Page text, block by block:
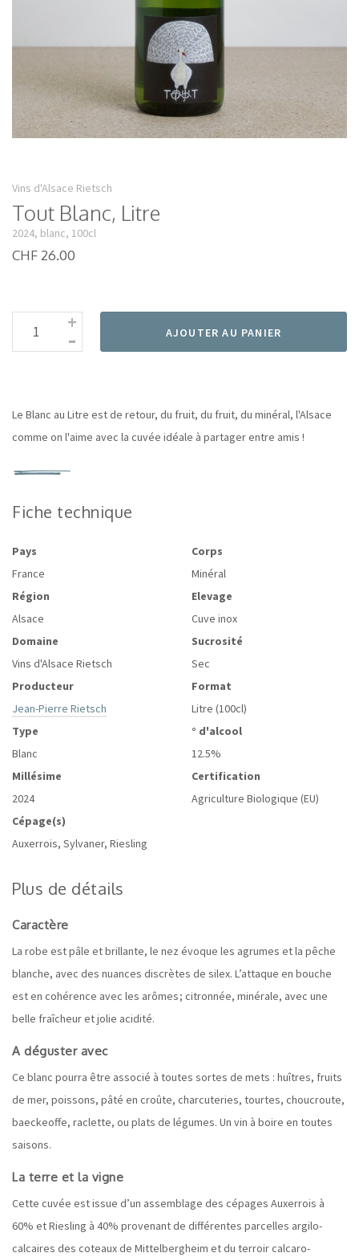
Vins d'Alsace Rietsch
Tout Blanc, Litre
2024, blanc, 100cl
CHF 26.00
-
+ AJOUTER AU PANIER
Le Blanc au Litre est de retour, du fruit, du fruit, du minéral, l'Alsace
comme on l'aime avec la cuvée idéale à partager entre amis !
Fiche technique
Pays
France
Région
Alsace
Domaine
Vins d'Alsace Rietsch
Producteur
Jean-Pierre Rietsch
Type
Blanc
Millésime
2024
Cépage(s)
Auxerrois, Sylvaner, Riesling
Corps
Minéral
Elevage
Cuve inox
Sucrosité
Sec
Format
Litre (100cl)
° d'alcool
12.5%
Certification
Agriculture Biologique (EU)
Plus de détails
Caractère
La robe est pâle et brillante, le nez évoque les agrumes et la pêche
blanche, avec des nuances discrètes de silex. L’attaque en bouche
est en cohérence avec les arômes ; citronnée, minérale, avec une
belle fraîcheur et jolie acidité.
A déguster avec
Ce blanc pourra être associé à toutes sortes de mets : huîtres, fruits
de mer, poissons, pâté en croûte, charcuteries, tourtes, choucroute,
baeckeoffe, raclette, ou plats de légumes. Un vin à boire en toutes
saisons.
La terre et la vigne
Cette cuvée est issue d’un assemblage des cépages Auxerrois à
60% et Riesling à 40% provenant de différentes parcelles argilo-
calcaires des coteaux de Mittelbergheim et du terroir calcaro-